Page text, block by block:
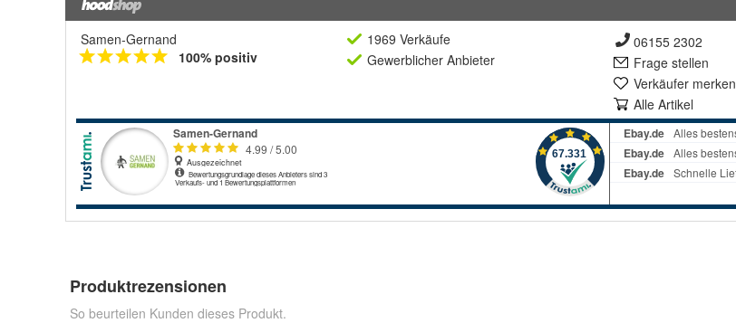
Samen-Gernand
100% positiv
1969 Verkäufe
Gewerblicher Anbieter
06155 2302
Frage stellen
Verkäufer merken
Alle Artikel
Produktrezensionen
So beurteilen Kunden dieses Produkt.